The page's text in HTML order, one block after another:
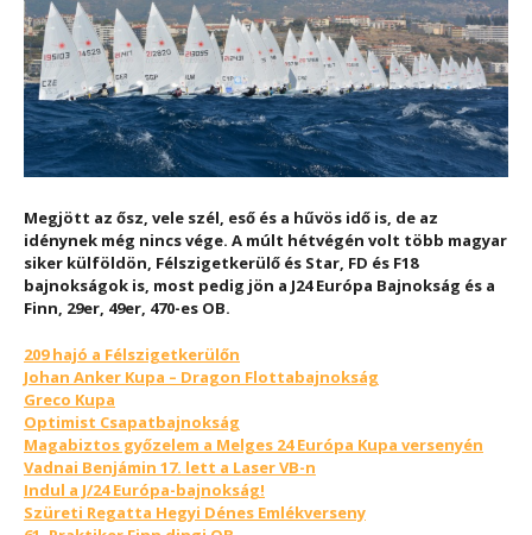
Megjött az ősz, vele szél, eső és a hűvös idő is, de az
idénynek még nincs vége. A múlt hétvégén volt több magyar
siker külföldön, Félszigetkerülő és Star, FD és F18
bajnokságok is, most pedig jön a J24 Európa Bajnokság és a
Finn, 29er, 49er, 470-es OB.
209 hajó a Félszigetkerülőn
Johan Anker Kupa – Dragon Flottabajnokság
Greco Kupa
Optimist Csapatbajnokság
Magabiztos győzelem a Melges 24 Európa Kupa versenyén
Vadnai Benjámin 17. lett a Laser VB-n
Indul a J/24 Európa-bajnokság!
Szüreti Regatta Hegyi Dénes Emlékverseny